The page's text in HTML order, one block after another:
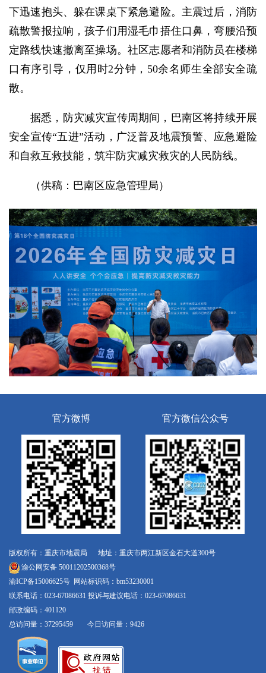
下迅速抱头、躲在课桌下紧急避险。主震过后，消防
疏散警报拉响，孩子们用湿毛巾捂住口鼻，弯腰沿预
定路线快速撤离至操场。社区志愿者和消防员在楼梯
口有序引导，仅用时2分钟，50余名师生全部安全疏
散。
据悉，防灾减灾宣传周期间，巴南区将持续开展
安全宣传“五进”活动，广泛普及地震预警、应急避险
和自救互救技能，筑牢防灾减灾救灾的人民防线。
（供稿：巴南区应急管理局）
官方微博 官方微信公众号
版权所有：重庆市地震局 地址：重庆市两江新区金石大道300号
渝公网安备 50011202500368号
渝ICP备15006625号 网站标识码：bm53230001
联系电话：023-67086631 投诉与建议电话：023-67086631
邮政编码：401120
总访问量：37295459 今日访问量：9426